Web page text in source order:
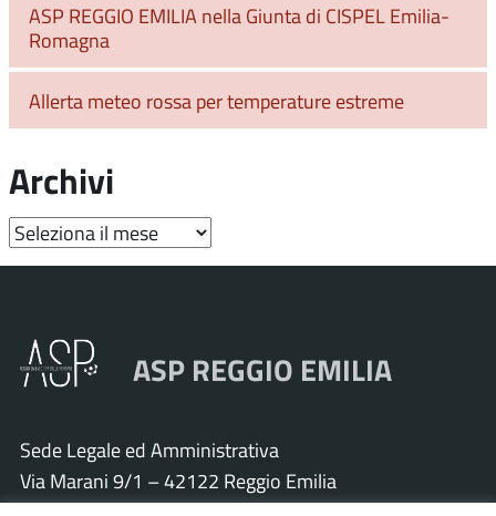
ASP REGGIO EMILIA nella Giunta di CISPEL Emilia-
Romagna
Allerta meteo rossa per temperature estreme
Archivi
Archivi
ASP REGGIO EMILIA
Sede Legale ed Amministrativa
Via Marani 9/1 – 42122 Reggio Emilia